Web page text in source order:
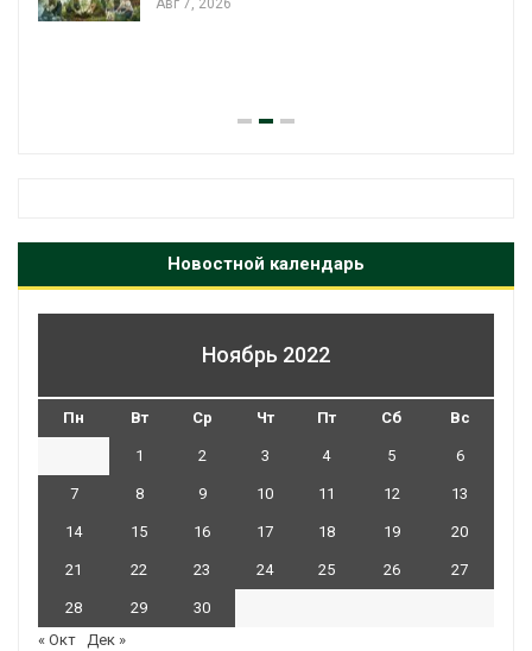
Новостной календарь
Ноябрь 2022
Пн Вт Ср Чт Пт Сб Вс
1 2 3 4 5 6
7 8 9 10 11 12 13
14 15 16 17 18 19 20
21 22 23 24 25 26 27
28 29
30
« Окт Дек »